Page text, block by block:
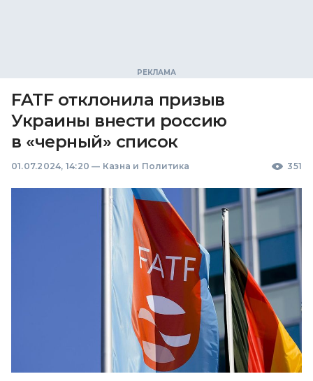
FATF отклонила призыв
Украины внести россию
в «черный» список
01.07.2024, 14:20 — Казна и Политика 351